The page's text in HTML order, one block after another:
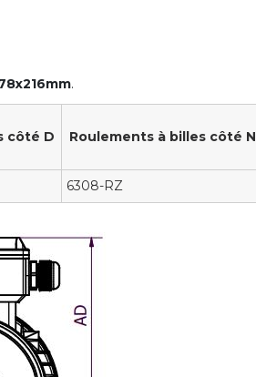
.
côté D
Roulements à billes côté N
6308-RZ